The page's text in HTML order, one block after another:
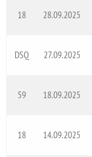
18 28.09.2025
DSQ 27.09.2025
59 18.09.2025
18 14.09.2025